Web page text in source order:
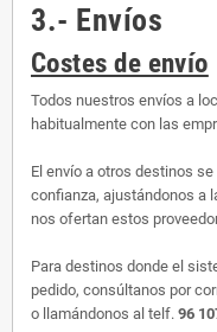
3.- Envíos
Costes de envío
Todos nuestros envíos a
habitualmente con las
El envío a otros destinos
confianza, ajustándonos a
nos ofertan estos
Para destinos donde el
pedido, consúltanos por
o llamándonos al telf. 96